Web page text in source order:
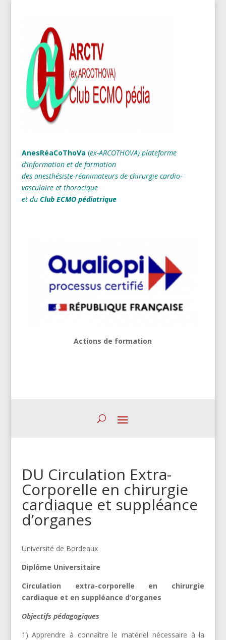
AnesRéaCoThoVa (ex-ARCOTHOVA) plateforme
d’information et de formation
des anesthésiste-réanimateurs de chirurgie cardio-
vasculaire et thoracique
et du Club ECMO pédiatrique
Actions de formation
DU Circulation Extra-
Corporelle en chirurgie
cardiaque et suppléance
d’organes
Université de Bordeaux
Diplôme Universitaire
Circulation extra-corporelle en chirurgie
cardiaque et en suppléance d’organes
Objectifs pédagogiques
1) Apprendre à connaître le matériel nécessaire à la